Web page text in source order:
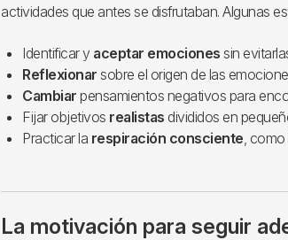
actividades que antes se disfrutaban. Algunas
Identificar y aceptar emociones sin
Reflexionar sobre el origen de las
Cambiar pensamientos negativos para
Fijar objetivos realistas divididos en
Practicar la respiración consciente ,
La motivación para seguir